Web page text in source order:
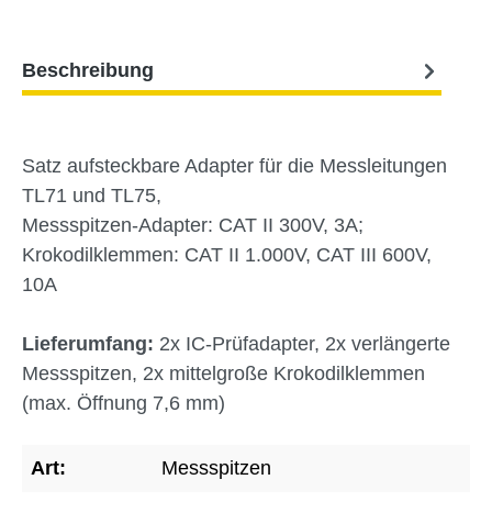
Beschreibung
Satz aufsteckbare Adapter für die Messleitungen
TL71 und TL75,
Messspitzen-Adapter: CAT II 300V, 3A;
Krokodilklemmen: CAT II 1.000V, CAT III 600V,
10A
Lieferumfang: 2x IC-Prüfadapter, 2x verlängerte
Messspitzen, 2x mittelgroße Krokodilklemmen
(max. Öffnung 7,6 mm)
Art: Messspitzen